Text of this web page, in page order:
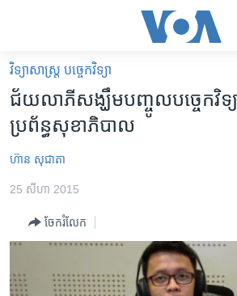
គេហទំព័រ​
ទាក់ទង
និង​
ចូល​
ទំព័រ​
ម្តង
និង​
អន្តរជាតិ
កម្ពុជាច្នៃប្រតិដ្ឋ
ទូរទស្សន៍ / វីដេអូ​
វិទ្យាសាស្ត្រ បច្ចេកវិទ្យា
ជ័យលាភី​សង្ឃឹម​បញ្ចូល​បច្ចេកវិទ្យ
ប្រព័ន្ធ​សុខាភិបាល
ហ៊ាន សុជាតា
25 សីហា 2015
ចែករំលែក